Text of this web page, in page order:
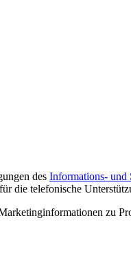
des Informations- und
die telefonische
zu